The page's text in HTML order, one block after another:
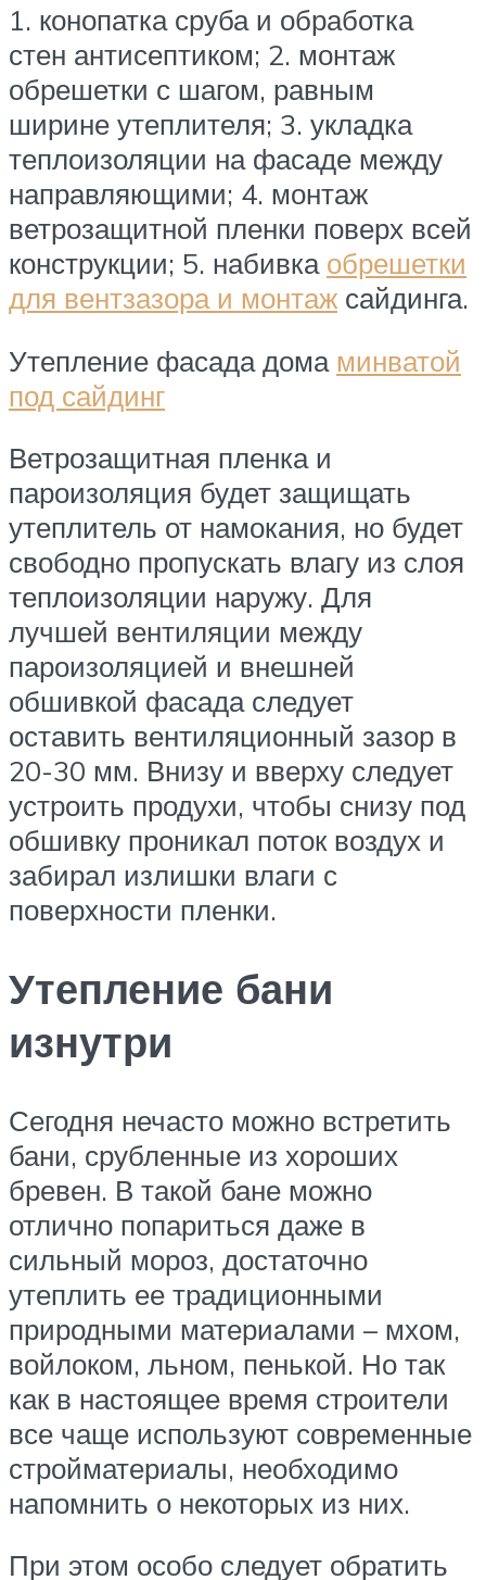
1. конопатка сруба и обработка
стен антисептиком; 2. монтаж
обрешетки с шагом, равным
ширине утеплителя; 3. укладка
теплоизоляции на фасаде между
направляющими; 4. монтаж
ветрозащитной пленки поверх всей
конструкции; 5. набивка обрешетки
для вентзазора и монтаж сайдинга.
Утепление фасада дома минватой
под сайдинг
Ветрозащитная пленка и
пароизоляция будет защищать
утеплитель от намокания, но будет
свободно пропускать влагу из слоя
теплоизоляции наружу. Для
лучшей вентиляции между
пароизоляцией и внешней
обшивкой фасада следует
оставить вентиляционный зазор в
20-30 мм. Внизу и вверху следует
устроить продухи, чтобы снизу под
обшивку проникал поток воздух и
забирал излишки влаги с
поверхности пленки.
Утепление бани
изнутри
Сегодня нечасто можно встретить
бани, срубленные из хороших
бревен. В такой бане можно
отлично попариться даже в
сильный мороз, достаточно
утеплить ее традиционными
природными материалами – мхом,
войлоком, льном, пенькой. Но так
как в настоящее время строители
все чаще используют современные
стройматериалы, необходимо
напомнить о некоторых из них.
При этом особо следует обратить